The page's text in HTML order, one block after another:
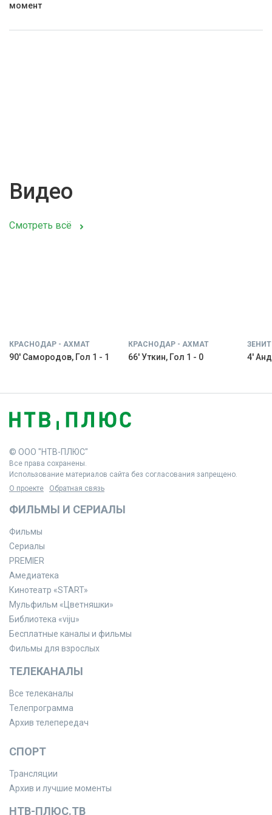
момент
Видео
Смотреть всё
КРАСНОДАР - АХМАТ
90' Самородов, Гол 1 - 1
КРАСНОДАР - АХМАТ
66' Уткин, Гол 1 - 0 4'
© ООО "НТВ-ПЛЮС"
Все права сохранены.
Использование материалов сайта без согласования запрещено.
О проекте
Обратная связь
ФИЛЬМЫ И СЕРИАЛЫ
Фильмы
Сериалы
PREMIER
Амедиатека
Кинотеатр «START»
Мульфильм «Цветняшки»
Библиотека «viju»
Бесплатные каналы и фильмы
Фильмы для взрослых
ТЕЛЕКАНАЛЫ
Все телеканалы
Телепрограмма
Архив телепередач
СПОРТ
Трансляции
Архив и лучшие моменты
НТВ-ПЛЮС.ТВ